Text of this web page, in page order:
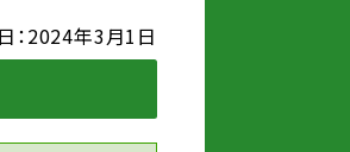
：2024年3月1日